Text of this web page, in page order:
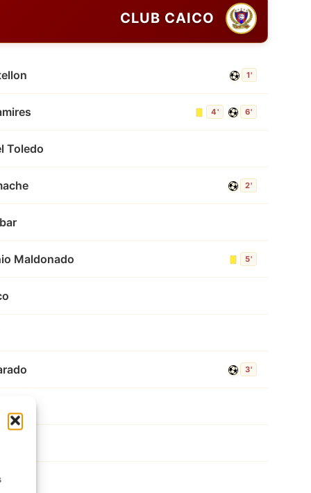
CLUB CAICO
1'
4' 6'
Toledo
2'
Maldonado 5'
3'